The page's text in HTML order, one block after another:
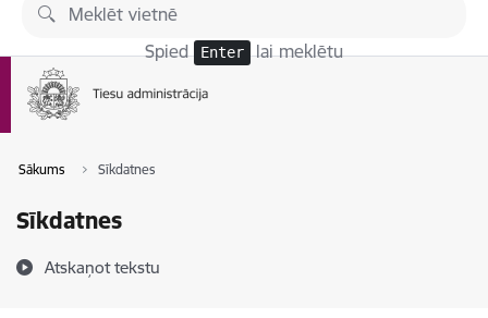
Pāriet uz lapas saturu
Spied Enter lai meklētu
Sākums Sīkdatnes
Sīkdatnes
Atskaņot tekstu